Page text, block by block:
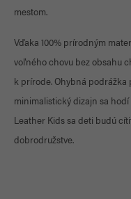
mestom.
Vďaka 100% prírodným
voľného chovu bez obsahu
k prírode. Ohybná
minimalistický dizajn sa
Leather Kids sa deti budú
dobrodružstve.